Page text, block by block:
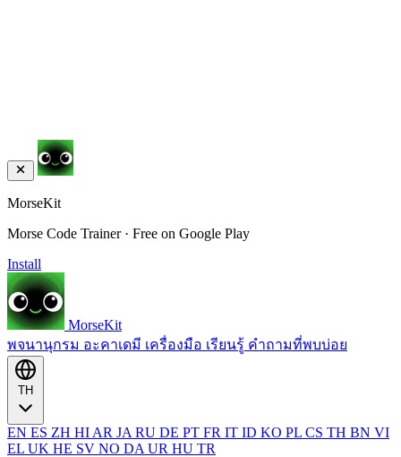
MorseKit
Morse Code Trainer · Free on Google Play
Install
MorseKit
พจนานุกรม อะคาเดมี เครื่องมือ เรียนรู้ คำถามที่พบบ่อย
EN ES ZH HI AR JA RU DE PT FR IT ID KO PL CS TH BN VI
EL UK HE SV NO DA UR HU TR